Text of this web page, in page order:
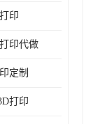
印
印代做
定制
打印